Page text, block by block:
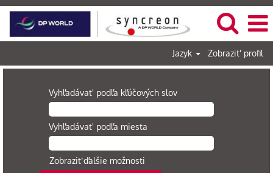
Jazyk Zobrazit' profil
Vyhľadávat' podľa kľúčových slov
Vyhľadávat' podľa miesta
Zobraziť ďalšie možnosti